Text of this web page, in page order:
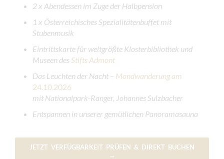
2 x Abendessen im Zuge der Halbpension
1 x Österreichisches Spezialitätenbuffet mit
Stubenmusik
Eintrittskarte für weltgrößte Klosterbibliothek und
Museen des Stifts Admont
Das Leuchten der Nacht – Mondwanderung am
24.10.2026
mit Nationalpark-Ranger, Johannes Sulzbacher
Entspannen in unserer gemütlichen Panoramasauna
JETZT VERFÜGBARKEIT PRÜFEN & DIREKT BUCHEN
→